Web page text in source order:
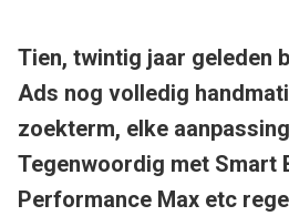
Tien, twintig jaar geleden
Ads nog volledig
zoekterm, elke
Tegenwoordig met Smart
Performance Max etc